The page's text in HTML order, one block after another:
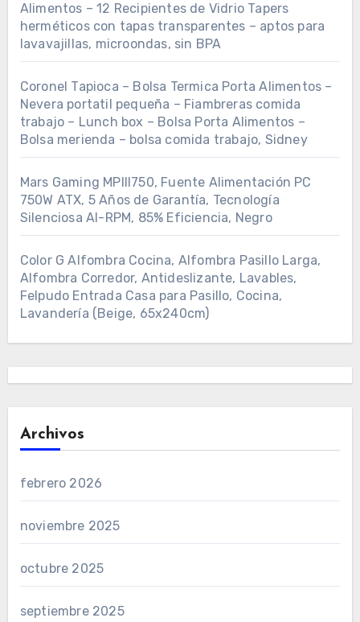
Alimentos – 12 Recipientes de Vidrio Tapers
herméticos con tapas transparentes – aptos para
lavavajillas, microondas, sin BPA
Coronel Tapioca – Bolsa Termica Porta Alimentos –
Nevera portatil pequeña – Fiambreras comida
trabajo – Lunch box – Bolsa Porta Alimentos –
Bolsa merienda – bolsa comida trabajo, Sidney
Mars Gaming MPIII750, Fuente Alimentación PC
750W ATX, 5 Años de Garantía, Tecnología
Silenciosa AI-RPM, 85% Eficiencia, Negro
Color G Alfombra Cocina, Alfombra Pasillo Larga,
Alfombra Corredor, Antideslizante, Lavables,
Felpudo Entrada Casa para Pasillo, Cocina,
Lavandería (Beige, 65x240cm)
Archivos
febrero 2026
noviembre 2025
octubre 2025
septiembre 2025